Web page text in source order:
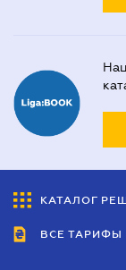
КАТАЛОГ
ВСЕ ТАРИФЫ